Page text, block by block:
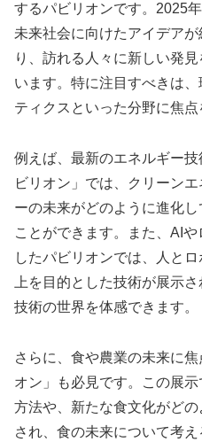
するパビリオンです。2025
未来社会に向けたアイデア
り、訪れる人々に新しい発
います。特に注目すべきは
ティクスといった分野に焦点
例えば、最新のエネルギー
ビリオン」では、クリーン
ーの未来がどのように進化
ことができます。また、AI
したパビリオンでは、人と
上を目的とした技術が展示
技術の世界を体感できます。
さらに、食や農業の未来に
オン」も必見です。この展
方法や、新たな食文化がど
され、食の未来について考